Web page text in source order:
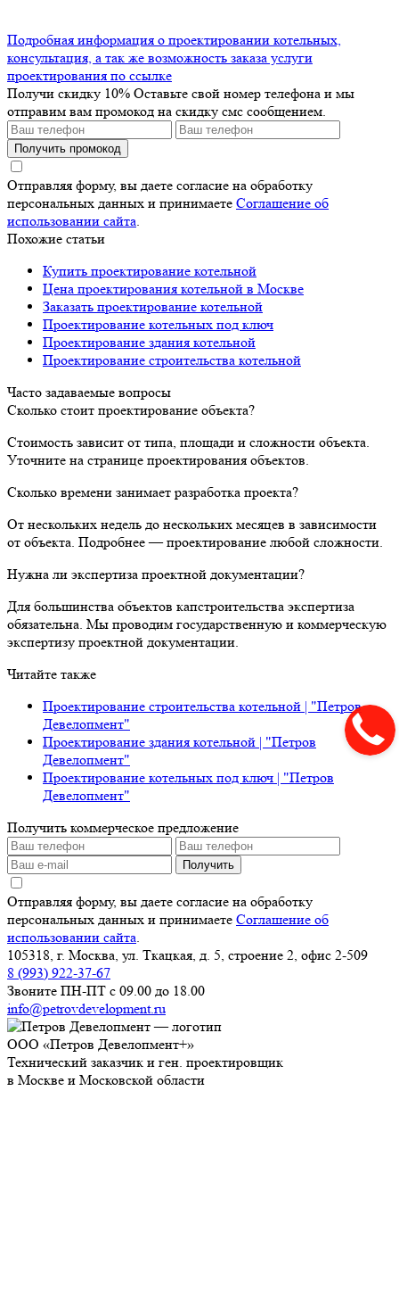
Подробная информация о проектировании котельных,
консультация, а так же возможность заказа услуги
проектирования по ссылке
Получи скидку 10% Оставьте свой номер телефона и мы
отправим вам промокод на скидку смс сообщением.
Получить промокод
Отправляя форму, вы даете согласие на обработку
персональных данных и принимаете Соглашение об
использовании сайта.
Похожие статьи
Купить проектирование котельной
Цена проектирования котельной в Москве
Заказать проектирование котельной
Проектирование котельных под ключ
Проектирование здания котельной
Проектирование строительства котельной
Часто задаваемые вопросы
Сколько стоит проектирование объекта?
Стоимость зависит от типа, площади и сложности объекта.
Уточните на странице проектирования объектов.
Сколько времени занимает разработка проекта?
От нескольких недель до нескольких месяцев в зависимости
от объекта. Подробнее — проектирование любой сложности.
Нужна ли экспертиза проектной документации?
Для большинства объектов капстроительства экспертиза
обязательна. Мы проводим государственную и коммерческую
экспертизу проектной документации.
Читайте также
Проектирование строительства котельной | "Петров
Девелопмент"
Проектирование здания котельной | "Петров
Девелопмент"
Проектирование котельных под ключ | "Петров
Девелопмент"
Получить коммерческое предложение
Получить
Отправляя форму, вы даете согласие на обработку
персональных данных и принимаете Соглашение об
использовании сайта.
105318, г. Москва, ул. Ткацкая, д. 5, строение 2, офис 2-509
8 (993) 922-37-67
Звоните ПН-ПТ с 09.00 до 18.00
info@petrovdevelopment.ru
ООО «Петров Девелопмент+»
Технический заказчик и ген. проектировщик
в Москве и Московской области